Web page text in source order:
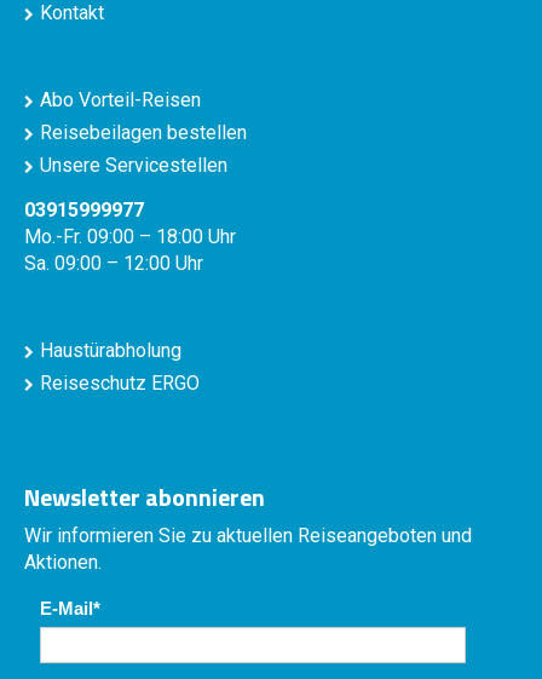
Kontakt
Abo Vorteil-Reisen
Reisebeilagen bestellen
Unsere Servicestellen
03915999977
Mo.-Fr. 09:00 – 18:00 Uhr
Sa. 09:00 – 12:00 Uhr
Haustürabholung
Reiseschutz ERGO
Newsletter abonnieren
Wir informieren Sie zu aktuellen Reiseangeboten und
Aktionen.
E-Mail